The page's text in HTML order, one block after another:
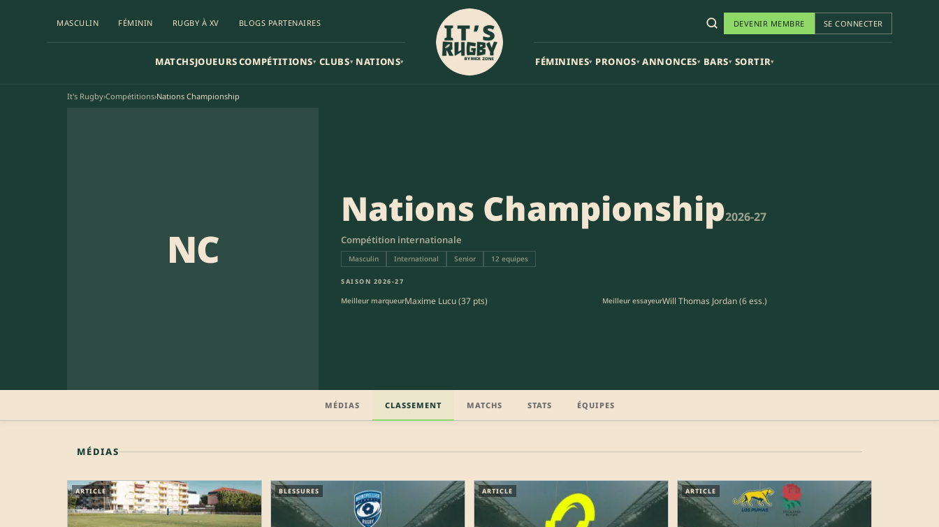
MASCULIN FÉMININ RUGBY À XV BLOGS PARTENAIRES
MATCHSJOUEURSCOMPÉTITIONS▾ CLUBS▾ NATIONS▾
DEVENIR MEMBRE SE CONNECTER
FÉMININES▾ PRONOS▾ ANNONCES▾ BARS▾ SORTIR▾
It's Rugby›Compétitions›Nations Championship
NC
Nations Championship2026-27
Compétition internationale
Masculin International Senior 12 equipes
SAISON 2026-27
Meilleur marqueurMaxime Lucu (37 pts) Meilleur essayeurWill Thomas Jordan (6 ess.)
MÉDIAS CLASSEMENT MATCHS STATS ÉQUIPES
MÉDIAS
ARTICLE BLESSURES ARTICLE ARTICLE